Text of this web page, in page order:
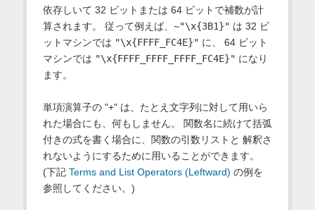
依存しいて 32 ビットまたは 64 ビットで補数が計
算されます。 従って例えば、 ~"\x{3B1}" は 32 ビ
ットマシンでは "\x{FFFF_FC4E}" に、 64 ビット
マシンでは "\x{FFFF_FFFF_FFFF_FC4E}" になり
ます。
単項演算子の "+" は、たとえ文字列に対して用いら
れた場合にも、何もしません。 関数名に続けて括弧
付きの式を書く場合に、関数の引数リストと 解釈さ
れないようにするために用いることができます。
(下記 Terms and List Operators (Leftward) の例を
参照してください。)